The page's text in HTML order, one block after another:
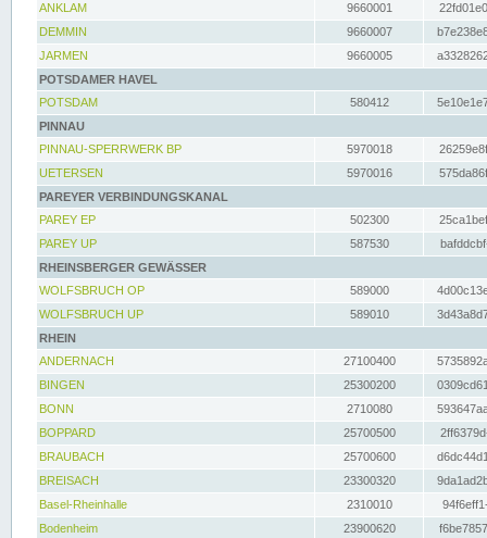
ANKLAM
9660001
DEMMIN
9660007
JARMEN
9660005
POTSDAMER HAVEL
POTSDAM
580412
PINNAU
PINNAU-SPERRWERK BP
5970018
UETERSEN
5970016
PAREYER VERBINDUNGSKANAL
PAREY EP
502300
PAREY UP
587530
RHEINSBERGER GEWÄSSER
WOLFSBRUCH OP
589000
WOLFSBRUCH UP
589010
RHEIN
ANDERNACH
27100400
BINGEN
25300200
BONN
2710080
BOPPARD
25700500
BRAUBACH
25700600
BREISACH
23300320
Basel-Rheinhalle
2310010
Bodenheim
23900620